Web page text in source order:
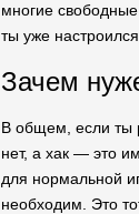
многие
ты уже
Зачем
В общем, если ты
нет, а хак — это
для нормальной
необходим. Это